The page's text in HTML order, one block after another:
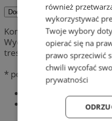
Dodaj komentarz
Komentarze są
Wydawca portalu nie
treść.
* pola obowiązkowe
Najnowsze
również
wykorzystywać
Twoje wybory
opierać się na
prawo sprzeciwić
chwili wycofać
prywatności